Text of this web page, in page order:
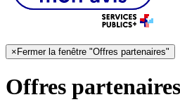
× Fermer la fenêtre "Offres partenaires"
Offres partenaires